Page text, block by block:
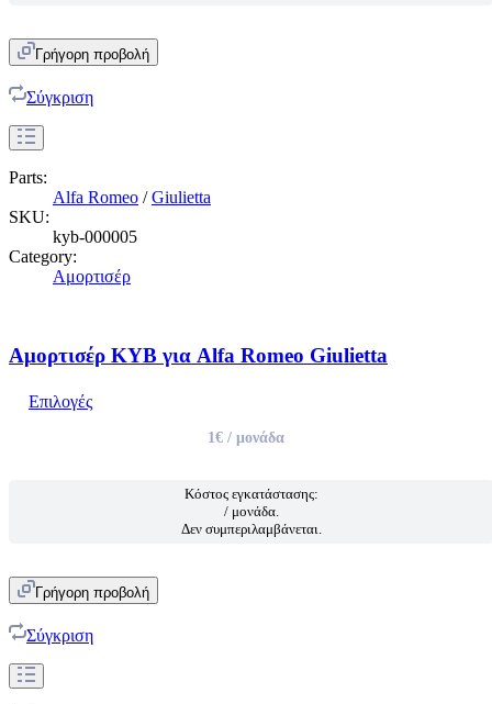
Γρήγορη προβολή
Σύγκριση
Parts:
Alfa Romeo /Giulietta
SKU:
kyb-000005
Category:
Αμορτισέρ
Αμορτισέρ KYB για Alfa Romeo Giulietta
Επιλογές
1€ / μονάδα
Κόστος εγκατάστασης:
/ μονάδα.
Δεν συμπεριλαμβάνεται.
Γρήγορη προβολή
Σύγκριση